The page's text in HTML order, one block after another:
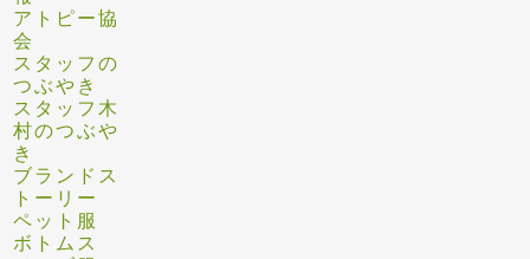
アトピー協
会
スタッフの
つぶやき
スタッフ木
村のつぶや
き
ブランドス
トーリー
ペット服
ボトムス